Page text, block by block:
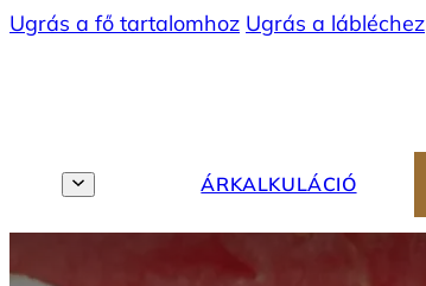
Ugrás a fő tartalomhoz Ugrás a lábléchez
ÁRKALKULÁCIÓ